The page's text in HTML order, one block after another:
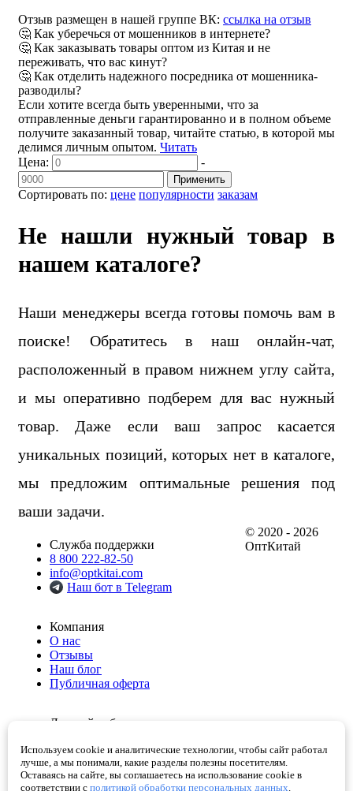
Отзыв размещен в нашей группе ВК: ссылка на отзыв
🤔 Как уберечься от мошенников в интернете?
🤔 Как заказывать товары оптом из Китая и не
переживать, что вас кинут?
🤔 Как отделить надежного посредника от мошенника-
разводилы?
Если хотите всегда быть уверенными, что за
отправленные деньги гарантированно и в полном объеме
получите заказанный товар, читайте статью, в которой мы
делимся личным опытом. Читать
Сортировать по: цене популярности заказам
Цена: -
Применить
Не нашли нужный товар в
нашем каталоге?
Наши менеджеры всегда готовы помочь вам в
поиске! Обратитесь в наш онлайн-чат,
расположенный в правом нижнем углу сайта,
и мы оперативно подберем для вас нужный
товар. Даже если ваш запрос касается
уникальных позиций, которых нет в каталоге,
мы предложим оптимальные решения под
ваши задачи.
Служба поддержки
8 800 222-82-50
info@optkitai.com
Наш бот в Telegram
Компания
О нас
Отзывы
Наш блог
Публичная оферта
Личный кабинет
Избранное
Корзина
Проверенные поставщики
© 2020 - 2026
ОптКитай
Используем cookie и аналитические технологии, чтобы сайт работал
лучше, а мы понимали, какие разделы полезны посетителям.
Оставаясь на сайте, вы соглашаетесь на использование cookie в
соответствии с политикой обработки персональных данных.